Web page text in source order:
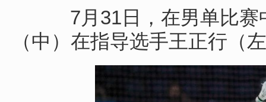
7月31日，在男单比赛
（中）在指导选手王正行（